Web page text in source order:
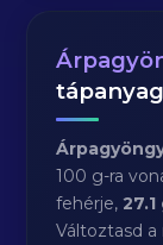
100 g-ra
fehérje,27.1
Változtasd